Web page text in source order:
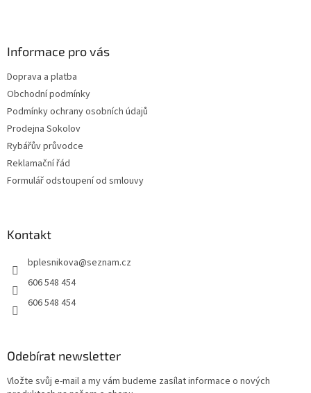
Informace pro vás
Doprava a platba
Obchodní podmínky
Podmínky ochrany osobních údajů
Prodejna Sokolov
Rybářův průvodce
Reklamační řád
Formulář odstoupení od smlouvy
Kontakt
bplesnikova@seznam.cz
606 548 454
606 548 454
Odebírat newsletter
Vložte svůj e-mail a my vám budeme zasílat informace o nových